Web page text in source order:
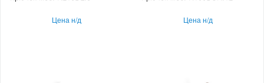
Цена н/д Цена н/д